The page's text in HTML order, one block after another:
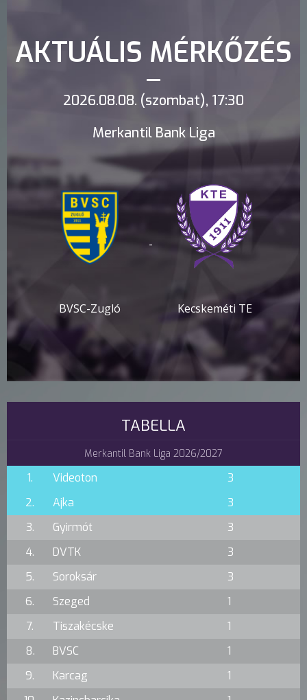
AKTUÁLIS MÉRKŐZÉS
2026.08.08. (szombat), 17:30
Merkantil Bank Liga
BVSC-Zugló
-
Kecskeméti TE
TABELLA
Merkantil Bank Liga 2026/2027
1. Videoton
3
2.
Ajka
3
3.
Gyirmót
3
4.
DVTK
3
5.
Soroksár
3
6.
Szeged
1
7.
Tiszakécske
1
8.
BVSC
1
9.
Karcag
1